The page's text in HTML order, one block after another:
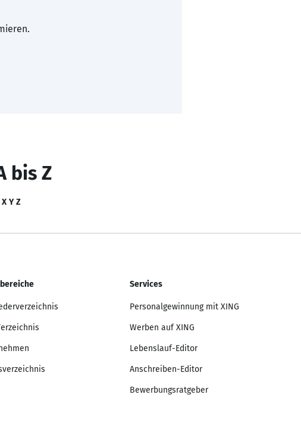
bis Z
X Y Z
Services
Personalgewinnung mit XING
Werben auf XING
Lebenslauf-Editor
Anschreiben-Editor
Bewerbungsratgeber